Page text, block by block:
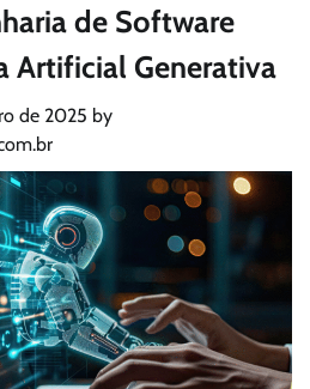
de Software
Artificial Generativa
de 2025 by